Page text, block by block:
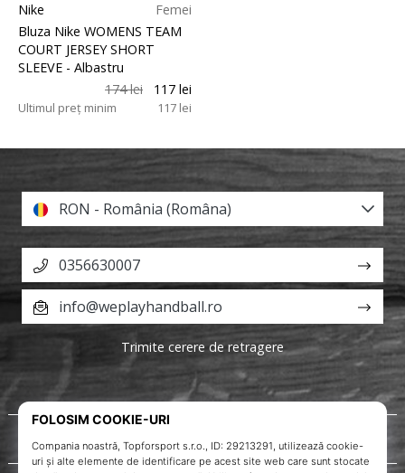
Nike
Femei
Bluza Nike WOMENS TEAM
COURT JERSEY SHORT
SLEEVE - Albastru
174 lei
117 lei
Ultimul preț minim 117 lei
Despre noi
RON - România (Româna)
0356630007
info@weplayhandball.ro
Trimite cerere de retragere